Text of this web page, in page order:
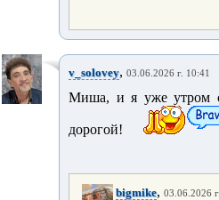
v_solovey, 03.06.2026 г. 10:41
Миша, и я уже утром
дорогой!
bigmike, 03.06.2026